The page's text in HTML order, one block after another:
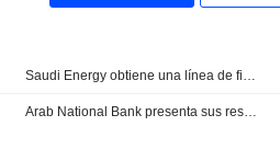
Saudi Energy obtiene una línea de financiación Murabaha de 15.800 millones SAR
Arab National Bank presenta sus resultados del primer semestre de 2026